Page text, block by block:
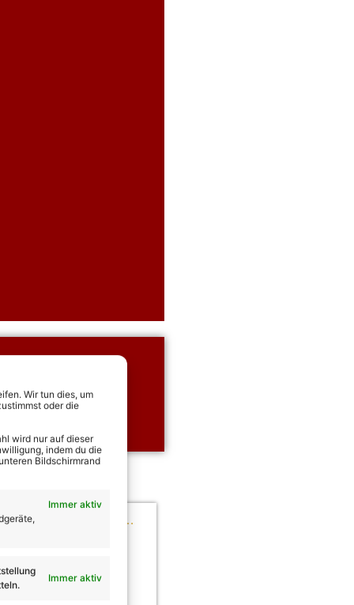
Wir tun dies, um
oder die
wird nur auf dieser
indem du die
Bildschirmrand
Immer aktiv
Immer aktiv
Tickets
Tickets für alle
Jung sichern!